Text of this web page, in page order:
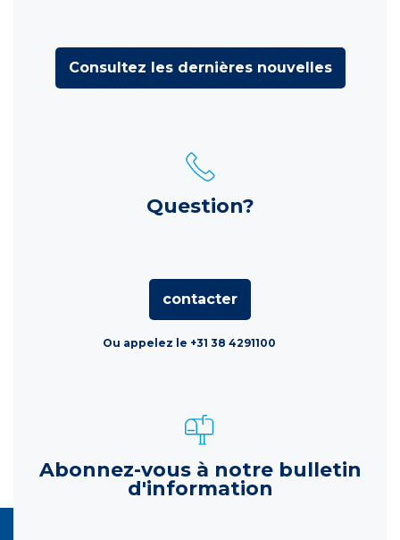
Consultez les dernières nouvelles
Question?
contacter
Ou appelez le +31 38 4291100
Abonnez-vous à notre bulletin
d'information